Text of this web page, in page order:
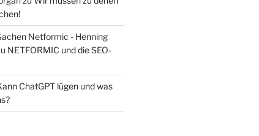
Netformic - Henning
NETFORMIC und die SEO-
ChatGPT lügen und was